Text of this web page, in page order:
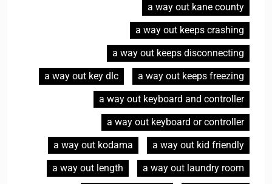
a way out kane county
a way out keeps crashing
a way out keeps disconnecting
a way out keeps freezing
a way out key dlc
a way out keyboard and controller
a way out keyboard or controller
a way out kid friendly
a way out kodama
a way out laundry room
a way out length